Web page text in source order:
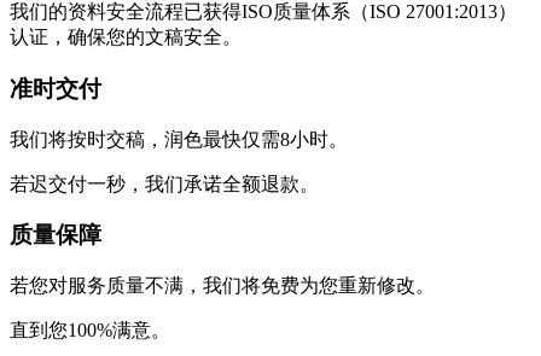
我们的资料安全流程已获得ISO质量体系（ISO 27001:2013）
认证，确保您的文稿安全。
准时交付
我们将按时交稿，润色最快仅需8小时。
若迟交付一秒，我们承诺全额退款。
质量保障
若您对服务质量不满，我们将免费为您重新修改。
直到您100%满意。